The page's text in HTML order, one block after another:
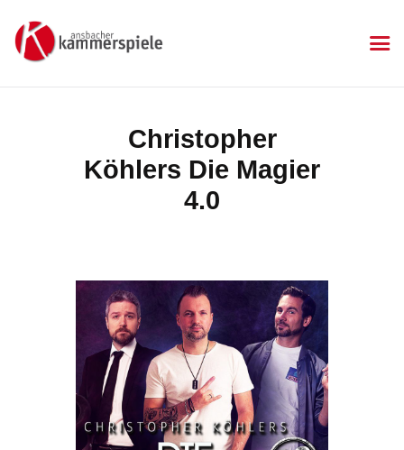
Christopher
Köhlers Die Magier
4.0
KAMMERSPIELE
Aktuelles
Kartenkauf
Die Kammerspiele
Kontakt & Anfahrt
Impressum
Datenschutzerklärung